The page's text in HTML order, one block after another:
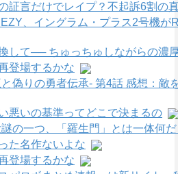
証言だけでレイプ？不起訴6割の
、イングラム・プラス2号機
して── ちゅっちゅしながらの濃
登場するかな
偽りの勇者伝承- 第4話 感想：敵
悪いの基準ってどこで決まるの
謎の一つ、「羅生門」とは一体何
た名作ないよな
登場するかな